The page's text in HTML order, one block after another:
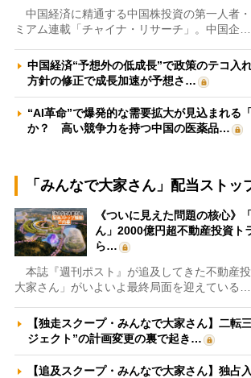
中国経済に精通する中国株投資の第一人者
ミアム連載「チャイナ・リサーチ」。中国企…
中国経済“予想外の低成長”で政策のテコ
方針の修正で成長加速が予想さ…
“AI革命”で爆発的な需要拡大が見込まれる
か？ 高い競争力を持つ中国の医薬品…
「みんなで大家さん」配当ストッ
《ついに見えた問題の核心》
ん」2000億円超不動産投資ト
ら…
本誌『週刊ポスト』が追及してきた不動産
大家さん」がいよいよ最終局面を迎えている…
【独走スクープ・みんなで大家さん】二転
ジェクト”の計画変更の裏で起き…
【追及スクープ・みんなで大家さん】独占